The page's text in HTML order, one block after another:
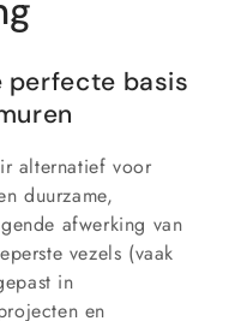
perfecte basis
alternatief voor
duurzame,
afwerking van
vezels (vaak
in
en